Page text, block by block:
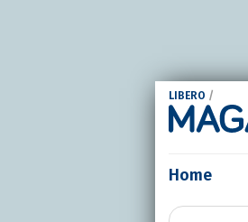
LIBERO /
Home